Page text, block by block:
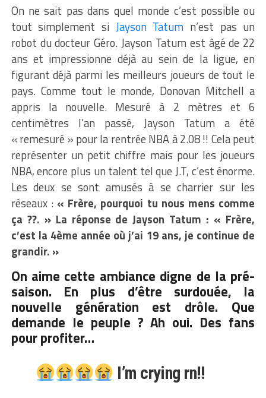
On ne sait pas dans quel monde c’est possible ou
tout simplement si Jayson Tatum n’est pas un
robot du docteur Géro. Jayson Tatum est âgé de 22
ans et impressionne déjà au sein de la ligue, en
figurant déjà parmi les meilleurs joueurs de tout le
pays. Comme tout le monde, Donovan Mitchell a
appris la nouvelle. Mesuré à 2 mètres et 6
centimètres l’an passé, Jayson Tatum a été
« remesuré » pour la rentrée NBA à 2.08 !! Cela peut
représenter un petit chiffre mais pour les joueurs
NBA, encore plus un talent tel que J.T, c’est énorme.
Les deux se sont amusés à se charrier sur les
réseaux :« Frère, pourquoi tu nous mens comme
ça ??. » La réponse de Jayson Tatum : « Frère,
c’est la 4ème année où j’ai 19 ans, je continue de
grandir. »
On aime cette ambiance digne de la pré-
saison. En plus d’être surdouée, la
nouvelle génération est drôle. Que
demande le peuple ? Ah oui. Des fans
pour profiter…
I’m crying rn!!